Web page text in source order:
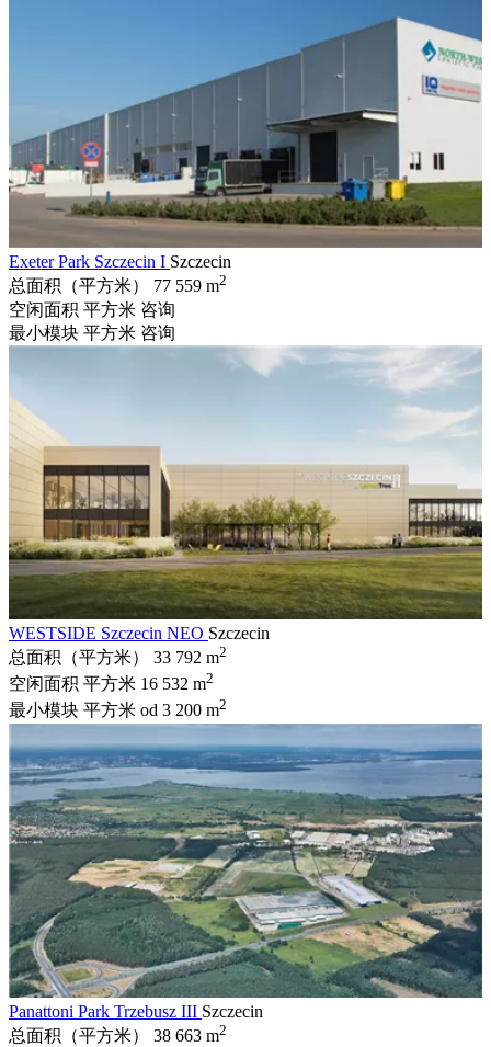
Exeter Park Szczecin I Szczecin
总面积（平方米）
77 559 m2
空闲面积 平方米 咨询
最小模块 平方米 咨询
WESTSIDE Szczecin NEO Szczecin
总面积（平方米）
33 792 m2
空闲面积 平方米 16 532 m2
最小模块 平方米 od 3 200 m2
Panattoni Park Trzebusz III Szczecin
总面积（平方米）
38 663 m2